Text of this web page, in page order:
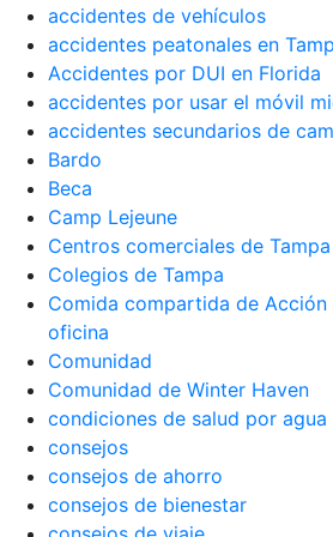
accidentes de vehículos
accidentes peatonales en
Accidentes por DUI en Florida
accidentes por usar el móvil
accidentes secundarios de
Bardo
Beca
Camp Lejeune
Centros comerciales de Tampa
Colegios de Tampa
Comida compartida de Acción
oficina
Comunidad
Comunidad de Winter Haven
condiciones de salud por
consejos
consejos de ahorro
consejos de bienestar